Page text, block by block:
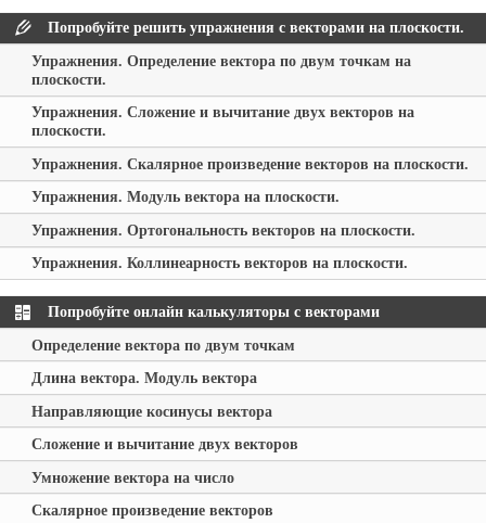
Попробуйте решить упражнения с векторами на плоскости.
Упражнения. Определение вектора по двум точкам на
плоскости.
Упражнения. Сложение и вычитание двух векторов на
плоскости.
Упражнения. Скалярное произведение векторов на плоскости.
Упражнения. Модуль вектора на плоскости.
Упражнения. Ортогональность векторов на плоскости.
Упражнения. Коллинеарность векторов на плоскости.
Попробуйте онлайн калькуляторы с векторами
Определение вектора по двум точкам
Длина вектора. Модуль вектора
Направляющие косинусы вектора
Сложение и вычитание двух векторов
Умножение вектора на число
Скалярное произведение векторов